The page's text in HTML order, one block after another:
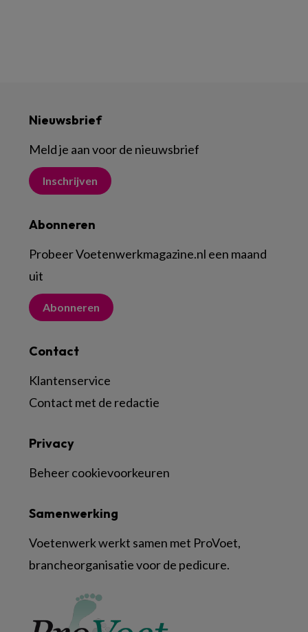
Nieuwsbrief
Meld je aan voor de nieuwsbrief
Inschrijven
Abonneren
Probeer Voetenwerkmagazine.nl een maand
uit
Abonneren
Contact
Klantenservice
Contact met de redactie
Samenwerking
Voetenwerk werkt samen met ProVoet,
brancheorganisatie voor de pedicure.
Privacy
Beheer cookievoorkeuren